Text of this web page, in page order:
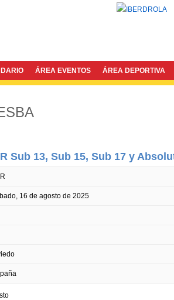
ÁREA EVENTOS ÁREA DEPORTIVA
Sub 13, Sub 15, Sub 17 y
16 de agosto de 2025